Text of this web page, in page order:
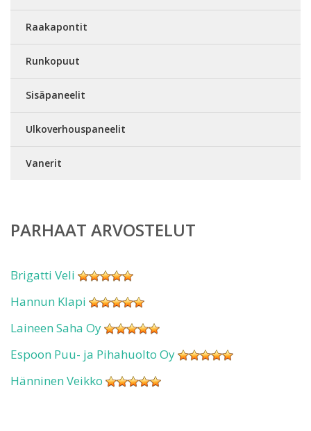
Raakapontit
Runkopuut
Sisäpaneelit
Ulkoverhouspaneelit
Vanerit
PARHAAT ARVOSTELUT
Brigatti Veli
Hannun Klapi
Laineen Saha Oy
Espoon Puu- ja Pihahuolto Oy
Hänninen Veikko